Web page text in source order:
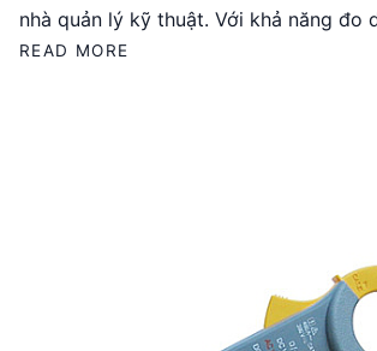
nhà quản lý kỹ thuật. Với khả năng đo
đến 400A và điện áp AC/DC, sản phẩm
READ MORE